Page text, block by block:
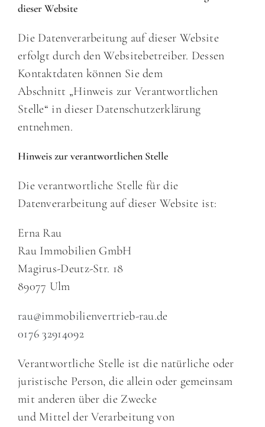
dieser Website
Die Datenverarbeitung auf dieser Website
erfolgt durch den Websitebetreiber. Dessen
Kontaktdaten können Sie dem
Abschnitt „Hinweis zur Verantwortlichen
Stelle“ in dieser Datenschutzerklärung
entnehmen.
Hinweis zur verantwortlichen Stelle
Die verantwortliche Stelle für die
Datenverarbeitung auf dieser Website ist:
Erna Rau
Rau Immobilien GmbH
Magirus-Deutz-Str. 18
89077 Ulm
rau@immobilienvertrieb-rau.de
0176 32914092
Verantwortliche Stelle ist die natürliche oder
juristische Person, die allein oder gemeinsam
mit anderen über die Zwecke
und Mittel der Verarbeitung von